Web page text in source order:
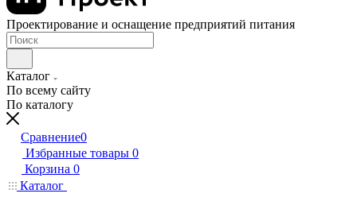
Проектирование и оснащение предприятий питания
Каталог
По всему сайту
По каталогу
Сравнение0
Избранные товары 0
Корзина 0
Каталог